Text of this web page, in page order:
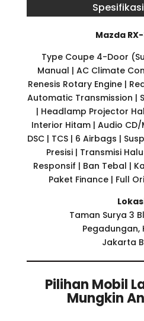
Mazda
Type Coupe 4-Door
Manual | AC Climate
Renesis Rotary Engine |
Automatic Transmission |
| Headlamp Projector
Interior Hitam | Audio CD/
DSC | TCS | 6 Airbags |
Presisi | Transmisi
Responsif | Ban Tebal |
Paket Finance | Full
Taman Surya 3
Pegadungan,
Jakarta
Pilihan Mobil
Mungkin